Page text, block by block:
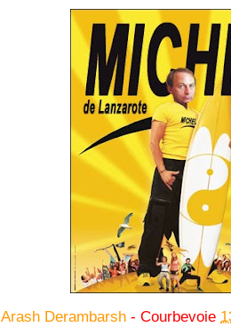
Arash Derambarsh - Courbevoie